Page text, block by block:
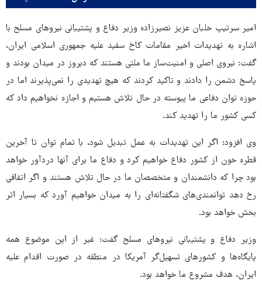
امیر سرتیپ خلبان عزیز نصیرزاده وزیر دفاع و پشتیبانی نیروهای مسلح با
اشاره به تهدیدات اخیر مقامات کاخ سفید علیه جمهوری اسلامی ایران،
گفت: نیروی اصلی و امنیت‌ساز ما ملتی هستند که دیروز در میدان بودند و
پاسخ دشمن را دادند و تاکید کردند که هیچ تهدیدی را نمی‌پذیرند اما در
حوزه توان دفاعی ما پیوسته در حال تلاش هستیم و اجازه نخواهیم داد که
کسی کشور ما را تهدید کند.
وی افزود: اگر این تهدیدات به عمل تبدیل شود، با تمام توان تا آخرین
قطره خون از کشور دفاع خواهیم کرد و دفاع ما برای آنها دردآور خواهد
بود چرا که دانشمندان و متخصصان ما در حال تلاش هستند و اگر اتفاقی
رخ دهد توانمندی‌های شگفتانه‌ای را به میدان خواهیم آورد که بسیار اثر
بخش خواهد بود.
وزیر دفاع و پشتیبانی نیروهای مسلح گفت: غیر از این موضوع همه
پایگاه‌ها و کشورهای تسهیل‌گر آمریکا در منطقه در صورت اقدام علیه
ایران، هدف مشروع ما خواهد بود.